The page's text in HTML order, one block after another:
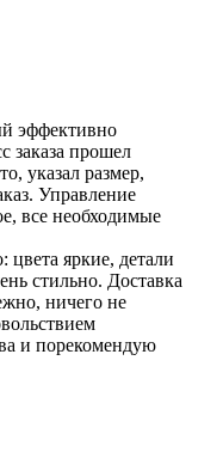
эффективно
заказа прошел
указал размер,
Управление
все необходимые
цвета яркие, детали
стильно. Доставка
ничего не
и порекомендую